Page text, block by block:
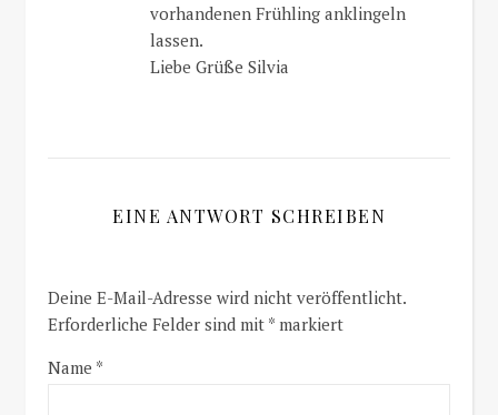
vorhandenen Frühling anklingeln
lassen.
Liebe Grüße Silvia
EINE ANTWORT SCHREIBEN
Deine E-Mail-Adresse wird nicht veröffentlicht.
Erforderliche Felder sind mit * markiert
Name *